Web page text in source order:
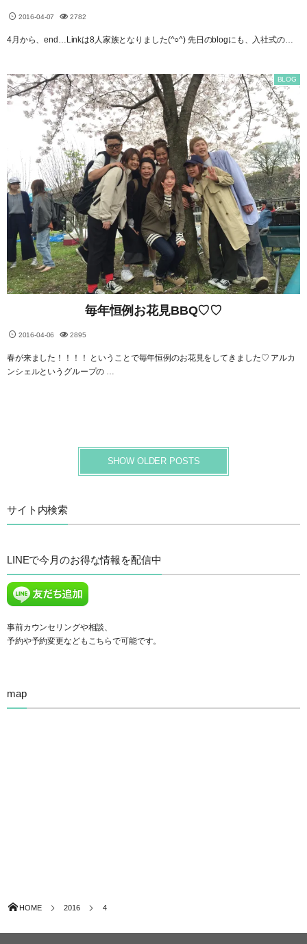
2016-04-07 2782
4月から、end…Linkは8人家族となりました(^○^) 先日のblogにも、入社式の…
毎年恒例お花見BBQ♡♡
2016-04-06
BLOG
2895
春が来ました！！！！ ということで毎年恒例のお花見をしてきました♡ アルカ
ンシェルというグループの …
SHOW OLDER POSTS
サイト内検索
LINEで今月のお得な情報を配信中
事前カウンセリングや相談、
予約や予約変更などもこちらで可能です。
map
HOME 2016 4